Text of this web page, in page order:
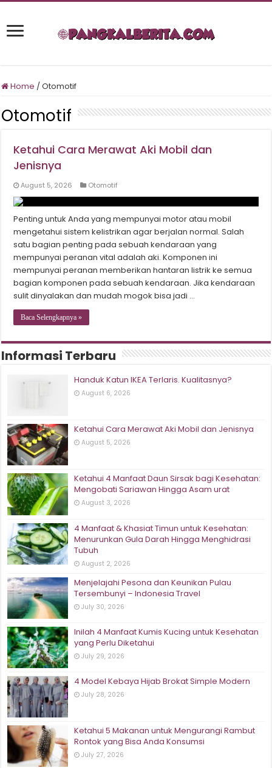
Home /Otomotif
Otomotif
Ketahui Cara Merawat Aki Mobil dan
Jenisnya
August 5, 2026 Otomotif
Penting untuk Anda yang mempunyai motor atau mobil
mengetahui sistem kelistrikan agar berjalan normal. Salah
satu bagian penting pada sebuah kendaraan yang
mempunyai peranan vital adalah aki. Komponen ini
mempunyai peranan memberikan hantaran listrik ke semua
bagian komponen pada sebuah kendaraan. Jika kendaraan
sulit dinyalakan dan mudah mogok bisa jadi …
Baca Selengkapnya »
Informasi Terbaru
Handuk Katun IKEA Terlaris. Kualitasnya?
August 6, 2026
Ketahui Cara Merawat Aki Mobil dan Jenisnya
August 5, 2026
Ketahui 4 Manfaat Daun Sirsak bagi Kesehatan:
Mengobati Sariawan Hingga Asam urat
August 3, 2026
4 Manfaat & Khasiat Timun untuk Kesehatan:
Menurunkan Gula Darah Hingga Menghidrasi
Tubuh
August 2, 2026
Menjelajahi Pesona dan Keunikan Pulau
Tersembunyi – Indonesia Travel
July 30, 2026
Inilah 4 Manfaat Kumis Kucing untuk Kesehatan
yang Perlu Diketahui
July 29, 2026
4 Model Kebaya Hijab Brokat Simple Modern
July 28, 2026
Ketahui 5 Makanan untuk Mengurangi Rambut
Rontok yang Bisa Anda Konsumsi
July 27, 2026